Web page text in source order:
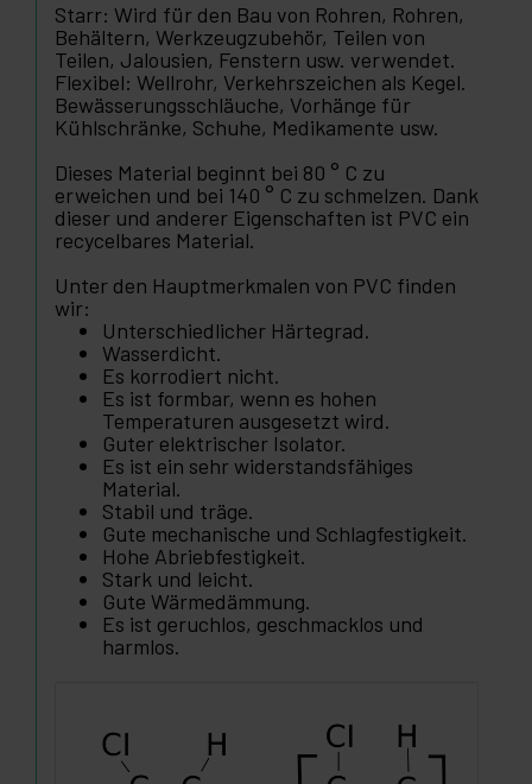
Starr: Wird für den Bau von Rohren, Rohren,
Behältern, Werkzeugzubehör, Teilen von
Teilen, Jalousien, Fenstern usw. verwendet.
Flexibel: Wellrohr, Verkehrszeichen als Kegel.
Bewässerungsschläuche, Vorhänge für
Kühlschränke, Schuhe, Medikamente usw.
Dieses Material beginnt bei 80 ° C zu
erweichen und bei 140 ° C zu schmelzen. Dank
dieser und anderer Eigenschaften ist PVC ein
recycelbares Material.
Unter den Hauptmerkmalen von PVC finden
wir:
Unterschiedlicher Härtegrad.
Wasserdicht.
Es korrodiert nicht.
Es ist formbar, wenn es hohen
Temperaturen ausgesetzt wird.
Guter elektrischer Isolator.
Es ist ein sehr widerstandsfähiges
Material.
Stabil und träge.
Gute mechanische und Schlagfestigkeit.
Hohe Abriebfestigkeit.
Stark und leicht.
Gute Wärmedämmung.
Es ist geruchlos, geschmacklos und
harmlos.